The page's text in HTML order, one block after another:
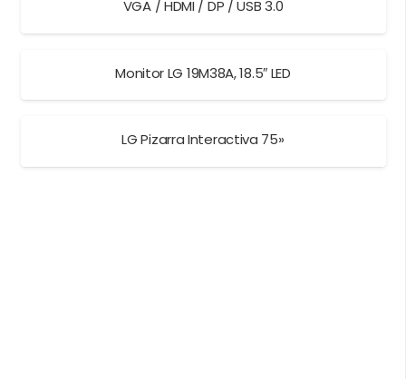
VGA / HDMI / DP / USB 3.0
Monitor LG 19M38A, 18.5″ LED
LG Pizarra Interactiva 75»